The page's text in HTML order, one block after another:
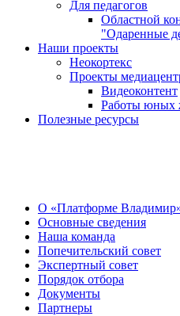
Для педагогов
Областной
"Одаренные
Наши проекты
Неокортекс
Проекты
Видеоконтент
Работы юных
Полезные ресурсы
О «Платформе
Основные сведения
Наша команда
Попечительский совет
Экспертный совет
Порядок отбора
Документы
Партнеры